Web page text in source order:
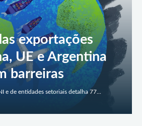
exportações
UE e Argentina
barreiras
e de entidades setoriais detalha 77...